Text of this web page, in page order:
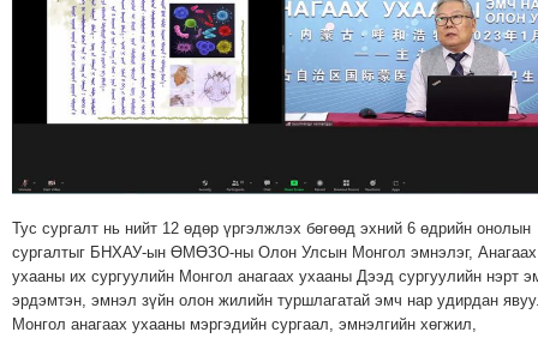
ТОЙРОНД
ТАЙМ"ЫН
ЭРГЭН
ГРАНАТ
ЭРГЭН
ТОЙРОНД
Тус сургалт нь нийт 12 өдөр үргэлжлэх бөгөөд эхний 6 өдрийн онолын
сургалтыг БНХАУ-ын ӨМӨЗО-ны Олон Улсын Монгол эмнэлэг, Анагаах
ухааны их сургуулийн Монгол анагаах ухааны Дээд сургуулийн нэрт
эрдэмтэн, эмнэл зүйн олон жилийн туршлагатай эмч нар удирдан
Монгол анагаах ухааны мэргэдийн сургаал, эмнэлгийн хөгжил,